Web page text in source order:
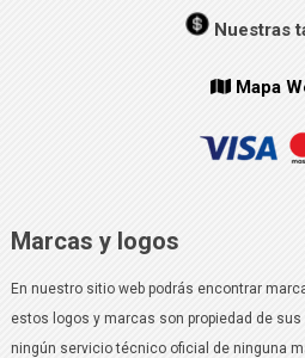
Nuestras
Mapa
Marcas y logos
En nuestro sitio web podrás encontrar
estos logos y marcas son propiedad de
ningún servicio técnico oficial de ninguna